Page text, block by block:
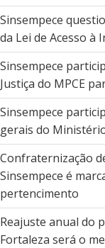
Sinsempece
da Lei de Acesso à
Sinsempece
Justiça do MPCE
Sinsempece
gerais do
Confraternização
Sinsempece é
pertencimento
Reajuste anual do
Fortaleza será o